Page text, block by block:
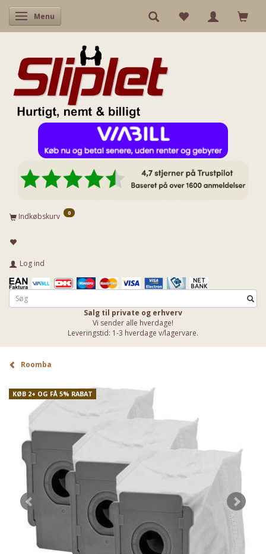
Skifte navigation
Menu
Indkøbskurv 0
Log ind
Salg til private og erhverv
Vi sender alle hverdage!
Leveringstid: 1-3 hverdage v/lagervare.
Roomba
KØB 2+ OG FÅ 5% RABAT